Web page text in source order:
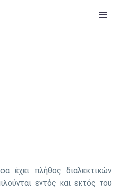
έχει πλήθος διαλεκτικών
εντός και εκτός του